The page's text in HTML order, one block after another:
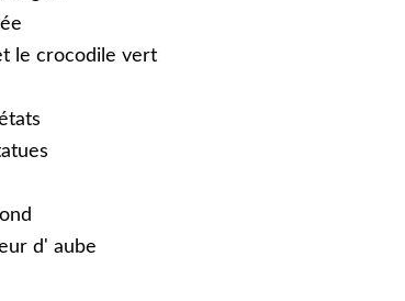
le crocodile vert
d' aube